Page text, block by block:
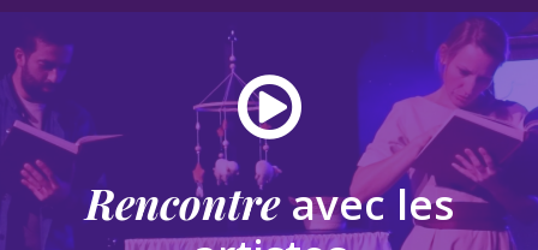
Rencontreavec les